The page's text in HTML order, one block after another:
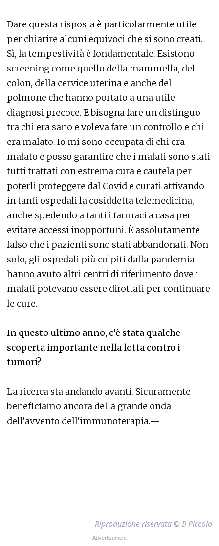
Dare questa risposta è particolarmente utile
per chiarire alcuni equivoci che si sono creati.
Sì, la tempestività è fondamentale. Esistono
screening come quello della mammella, del
colon, della cervice uterina e anche del
polmone che hanno portato a una utile
diagnosi precoce. E bisogna fare un distinguo
tra chi era sano e voleva fare un controllo e chi
era malato. Io mi sono occupata di chi era
malato e posso garantire che i malati sono stati
tutti trattati con estrema cura e cautela per
poterli proteggere dal Covid e curati attivando
in tanti ospedali la cosiddetta telemedicina,
anche spedendo a tanti i farmaci a casa per
evitare accessi inopportuni. È assolutamente
falso che i pazienti sono stati abbandonati. Non
solo, gli ospedali più colpiti dalla pandemia
hanno avuto altri centri di riferimento dove i
malati potevano essere dirottati per continuare
le cure.
In questo ultimo anno, c’è stata qualche
scoperta importante nella lotta contro i
tumori?
La ricerca sta andando avanti. Sicuramente
beneficiamo ancora della grande onda
dell’avvento dell’immunoterapia.—
Riproduzione riservata © Il Piccolo